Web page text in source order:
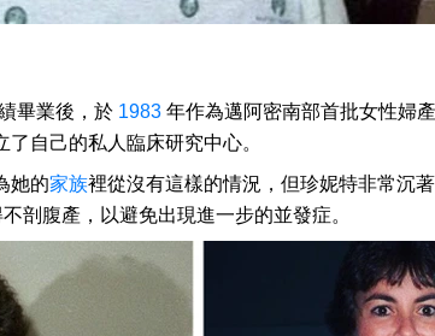
畢業後，於 1983 年作為邁阿密南部首批女性婦
自己的私人臨床研究中心。
她的家族裡從沒有這樣的情況，但珍妮特非常沉
剖腹產，以避免出現進一步的並發症。